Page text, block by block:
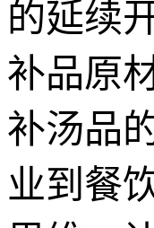
的延续
补品原
补汤品
业到餐